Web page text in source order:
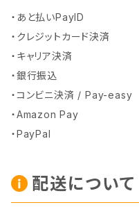
・あと払いPayID
・クレジットカード決済
・キャリア決済
・銀行振込
・コンビニ決済 / Pay-easy
・Amazon Pay
・PayPal
配送について